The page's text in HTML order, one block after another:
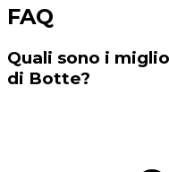
FAQ
Quali sono i
di Botte?